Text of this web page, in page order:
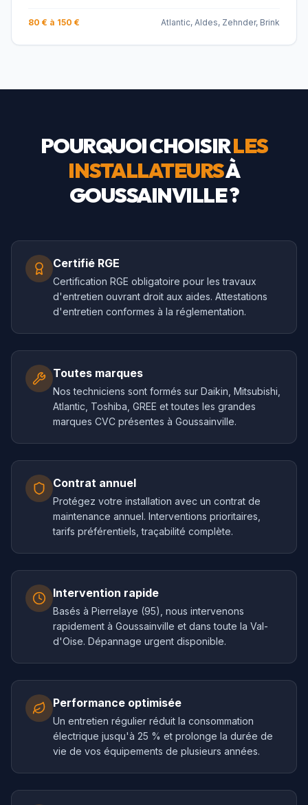
80 € à 150 € Atlantic, Aldes, Zehnder, Brink
POURQUOI CHOISIRLES
INSTALLATEURSÀ
GOUSSAINVILLE?
Certifié RGE
Certification RGE obligatoire pour les travaux
d'entretien ouvrant droit aux aides. Attestations
d'entretien conformes à la réglementation.
Toutes marques
Nos techniciens sont formés sur Daikin, Mitsubishi,
Atlantic, Toshiba, GREE et toutes les grandes
marques CVC présentes à Goussainville.
Contrat annuel
Protégez votre installation avec un contrat de
maintenance annuel. Interventions prioritaires,
tarifs préférentiels, traçabilité complète.
Intervention rapide
Basés à Pierrelaye (95), nous intervenons
rapidement à Goussainville et dans toute la Val-
d'Oise. Dépannage urgent disponible.
Performance optimisée
Un entretien régulier réduit la consommation
électrique jusqu'à 25 % et prolonge la durée de
vie de vos équipements de plusieurs années.